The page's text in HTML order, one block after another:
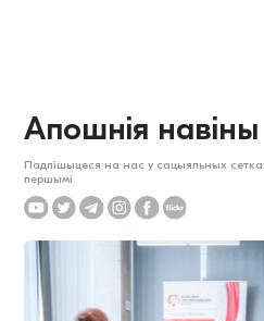
Апошнія навіны
Падпішыцеся на нас у сацыяльных
першымі